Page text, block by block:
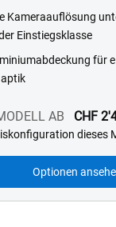
Kameraauflösung
Einstiegsklasse
für
AB CHF
dieses
Optionen